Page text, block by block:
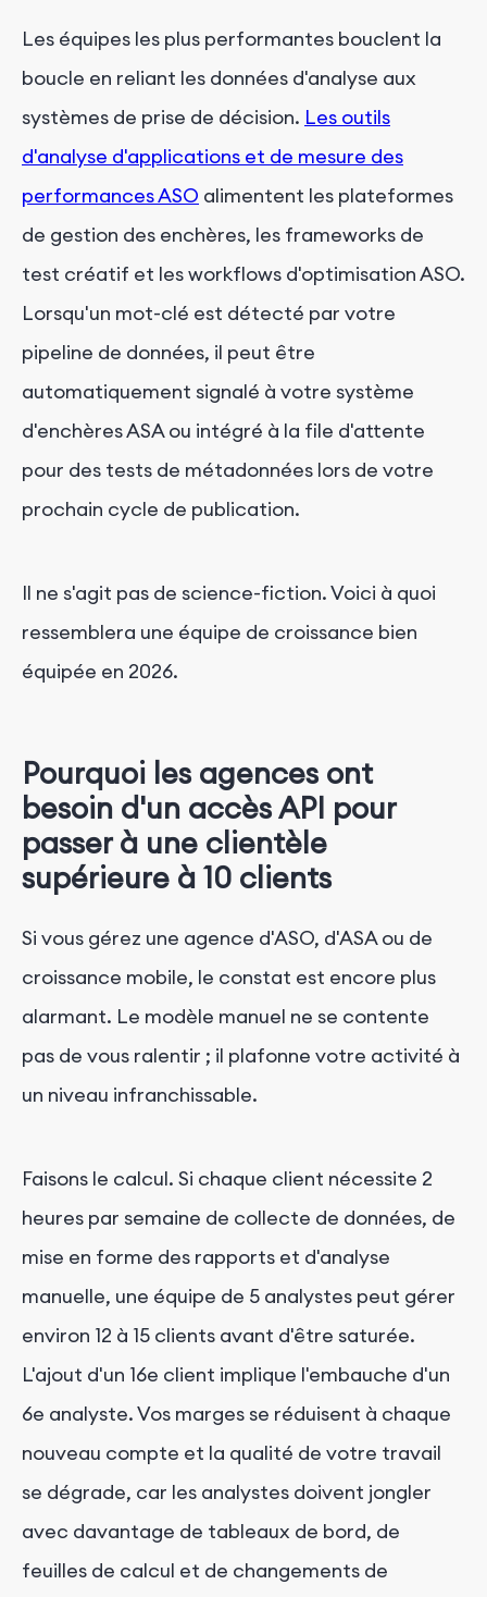
Les équipes les plus performantes bouclent la
boucle en reliant les données d'analyse aux
systèmes de prise de décision. Les outils
d'analyse d'applications et de mesure des
performances ASO alimentent les plateformes
de gestion des enchères, les frameworks de
test créatif et les workflows d'optimisation ASO.
Lorsqu'un mot-clé est détecté par votre
pipeline de données, il peut être
automatiquement signalé à votre système
d'enchères ASA ou intégré à la file d'attente
pour des tests de métadonnées lors de votre
prochain cycle de publication.
Il ne s'agit pas de science-fiction. Voici à quoi
ressemblera une équipe de croissance bien
équipée en 2026.
Pourquoi les agences ont
besoin d'un accès API pour
passer à une clientèle
supérieure à 10 clients
Si vous gérez une agence d'ASO, d'ASA ou de
croissance mobile, le constat est encore plus
alarmant. Le modèle manuel ne se contente
pas de vous ralentir ; il plafonne votre activité à
un niveau infranchissable.
Faisons le calcul. Si chaque client nécessite 2
heures par semaine de collecte de données, de
mise en forme des rapports et d'analyse
manuelle, une équipe de 5 analystes peut gérer
environ 12 à 15 clients avant d'être saturée.
L'ajout d'un 16e client implique l'embauche d'un
6e analyste. Vos marges se réduisent à chaque
nouveau compte et la qualité de votre travail
se dégrade, car les analystes doivent jongler
avec davantage de tableaux de bord, de
feuilles de calcul et de changements de